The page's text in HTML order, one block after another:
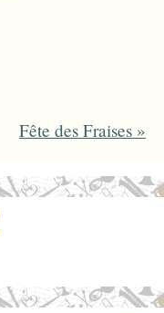
Fête des Fraises »